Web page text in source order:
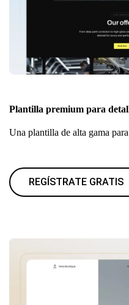
Plantilla premium para
Una plantilla de alta gama
REGÍSTRATE GRATIS